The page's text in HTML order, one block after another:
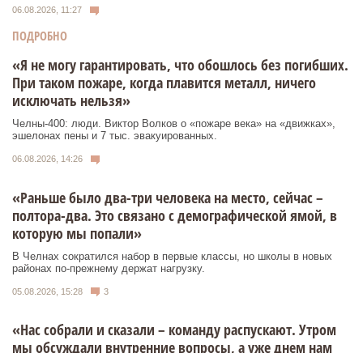
06.08.2026, 11:27
ПОДРОБНО
«Я не могу гарантировать, что обошлось без погибших.
При таком пожаре, когда плавится металл, ничего
исключать нельзя»
Челны-400: люди. Виктор Волков о «пожаре века» на «движках»,
эшелонах пены и 7 тыс. эвакуированных.
06.08.2026, 14:26
«Раньше было два-три человека на место, сейчас –
полтора-два. Это связано с демографической ямой, в
которую мы попали»
В Челнах сократился набор в первые классы, но школы в новых
районах по-прежнему держат нагрузку.
05.08.2026, 15:28 3
«Нас собрали и сказали – команду распускают. Утром
мы обсуждали внутренние вопросы, а уже днем нам